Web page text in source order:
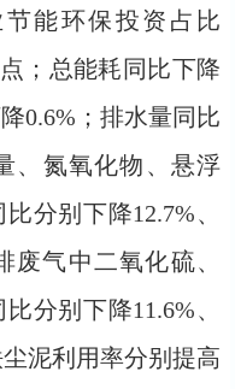
能环保投资占比
；总能耗同比下降
0.6%；排水量同比
、氮氧化物、悬浮
分别下降12.7%、
废气中二氧化硫、
分别下降11.6%、
泥利用率分别提高